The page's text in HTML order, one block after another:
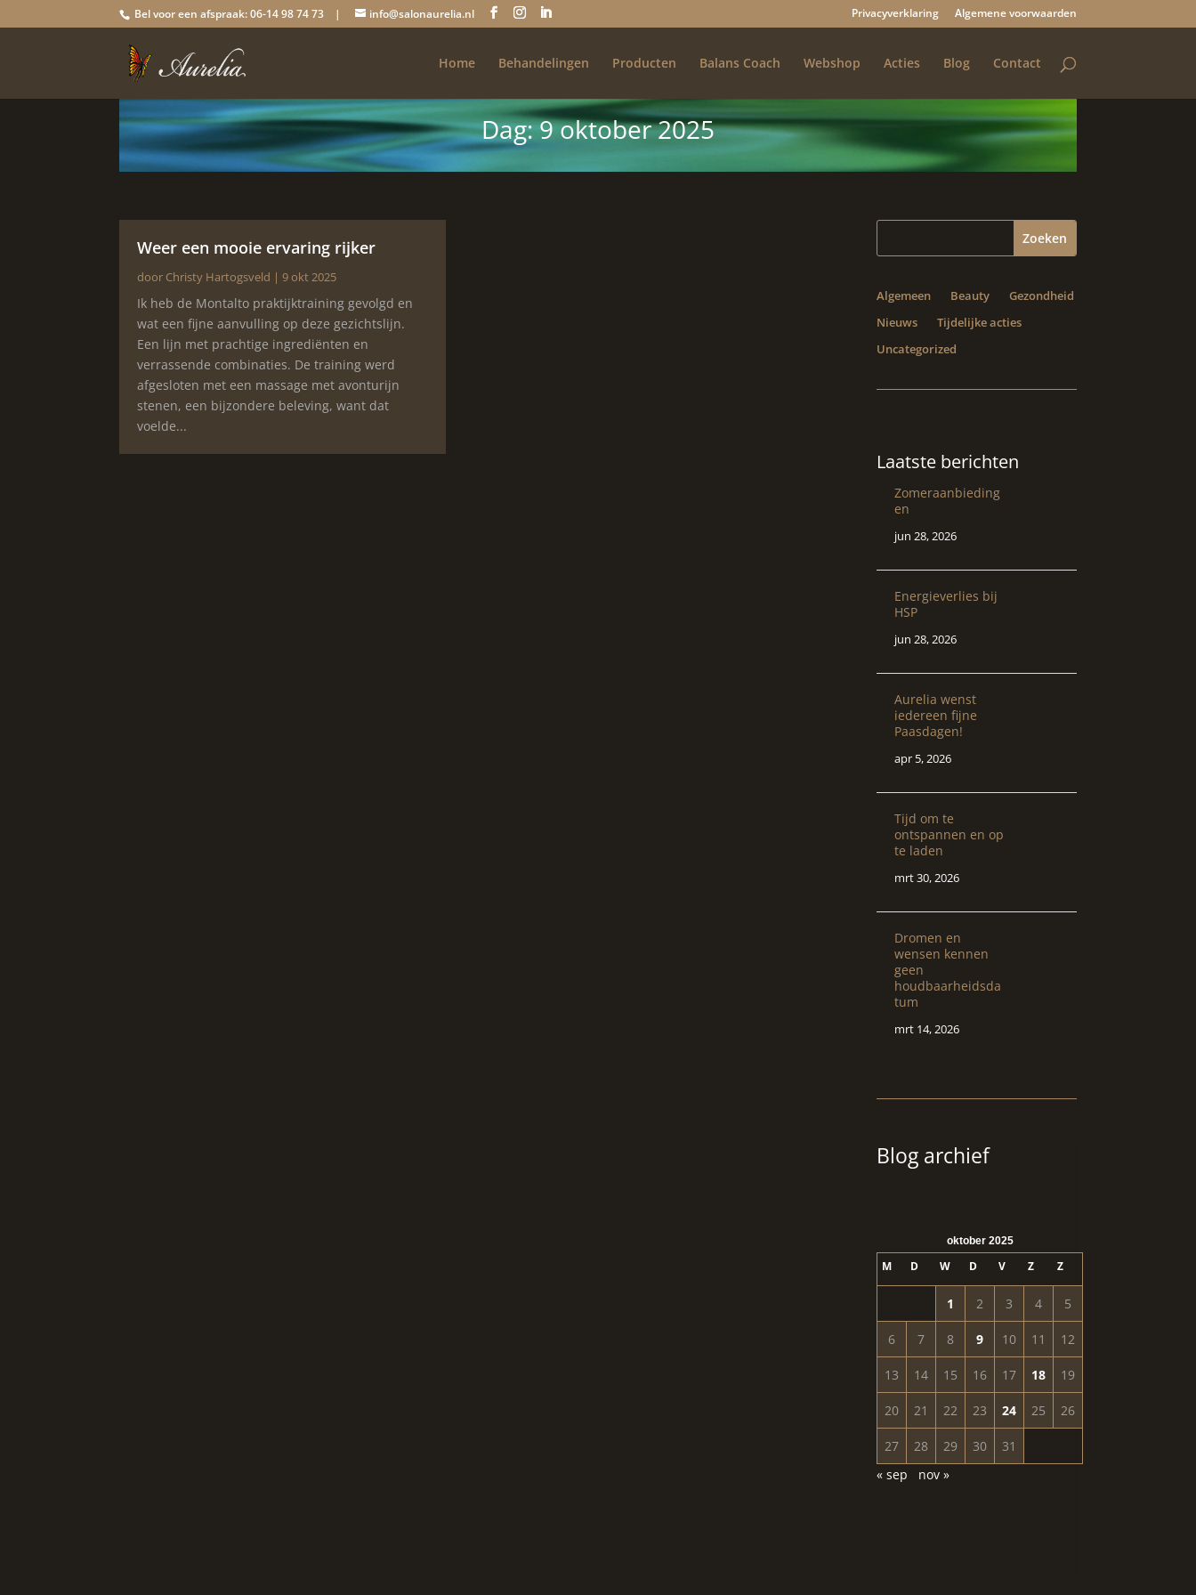
Bel voor een afspraak: 06-14 98 74 73 | info@salonaurelia.nl Privacyverklaring Algemene voorwaarden
Home Behandelingen Producten Balans Coach Webshop Acties Blog Contact
Dag:9 oktober 2025
Weer een mooie ervaring rijker
door Christy Hartogsveld |9 okt 2025
Ik heb de Montalto praktijktraining gevolgd en
wat een fijne aanvulling op deze gezichtslijn.
Een lijn met prachtige ingrediënten en
verrassende combinaties. De training werd
afgesloten met een massage met avonturijn
stenen, een bijzondere beleving, want dat
voelde...
Algemeen Beauty
Gezondheid
Nieuws
Tijdelijke acties
Uncategorized
Laatste berichten
Zomeraanbieding
en
jun 28, 2026
Energieverlies bij
HSP
jun 28, 2026
Aurelia wenst
iedereen fijne
Paasdagen!
apr 5, 2026
Tijd om te
ontspannen en op
te laden
mrt 30, 2026
Dromen en
wensen kennen
geen
houdbaarheidsda
tum
mrt 14, 2026
Blog archief
oktober 2025
M D W D V Z Z
1 2 3 4 5
6 7 8 9 10 11 12
13 14 15 16 17 18 19
20 21 22 23 24 25 26
27 28 29 30
31
« sep
nov »